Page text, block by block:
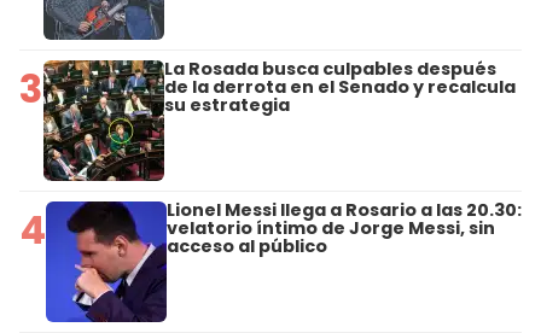
3 La Rosada busca culpables después
de la derrota en el Senado y recalcula
su estrategia
4 Lionel Messi llega a Rosario a las 20.30:
velatorio íntimo de Jorge Messi, sin
acceso al público